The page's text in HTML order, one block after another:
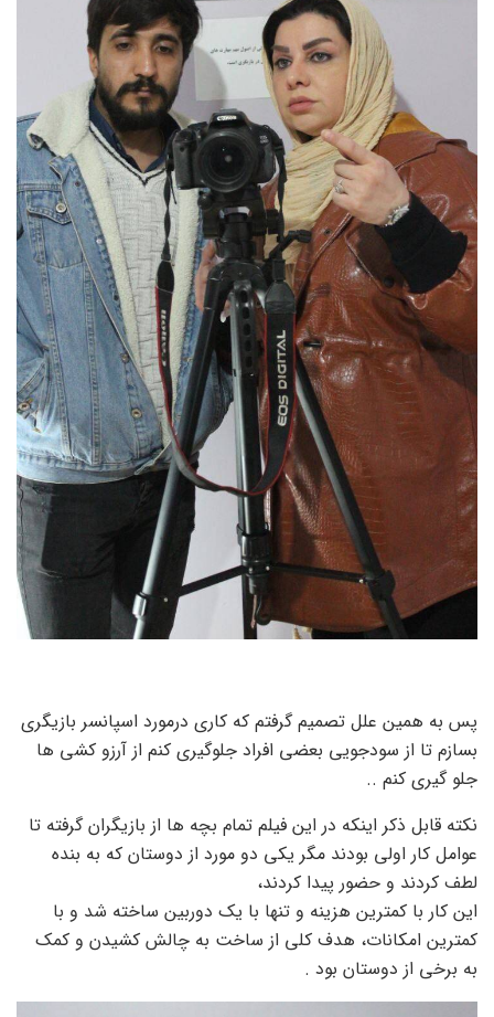
پس به همین علل تصمیم گرفتم که کاری درمورد اسپانسر بازیگری
بسازم تا از سودجویی بعضی افراد جلوگیری کنم از آرزو کشی ها
جلو گیری کنم ..
نکته قابل ذکر اینکه در این فیلم تمام بچه ها از بازیگران گرفته تا
عوامل کار اولی بودند مگر یکی دو مورد از دوستان که به بنده
لطف کردند و حضور پیدا کردند،
این کار با کمترین هزینه و تنها با یک دوربین ساخته شد و با
کمترین امکانات، هدف کلی از ساخت به چالش کشیدن و کمک
به برخی از دوستان بود .